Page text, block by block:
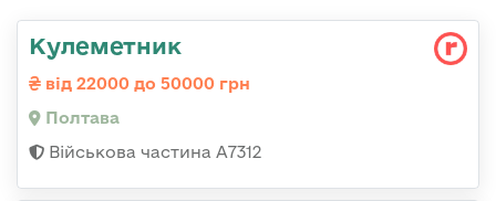
Кулеметник
від 22000 до 50000 грн
Полтава
Військова частина А7312